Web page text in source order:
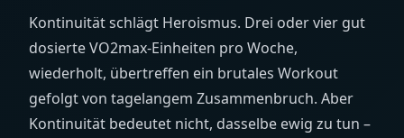
Kontinuität schlägt Heroismus. Drei oder vier gut
dosierte VO2max-Einheiten pro Woche,
wiederholt, übertreffen ein brutales Workout
gefolgt von tagelangem Zusammenbruch. Aber
Kontinuität bedeutet nicht, dasselbe ewig zu tun –